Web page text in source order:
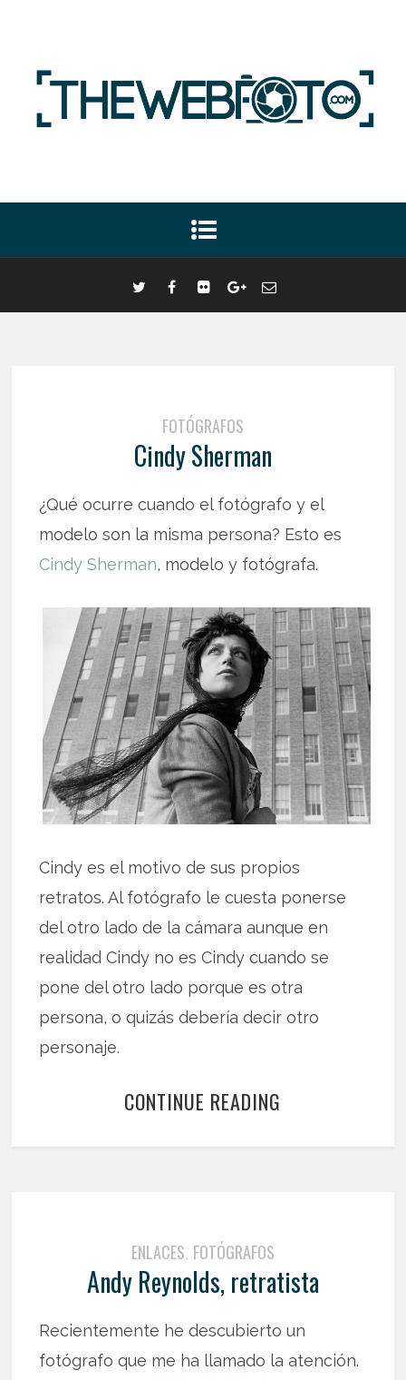
FOTÓGRAFOS
Cindy Sherman
¿Qué ocurre cuando el fotógrafo y el
modelo son la misma persona? Esto es
Cindy Sherman, modelo y fotógrafa.
Cindy es el motivo de sus propios
retratos. Al fotógrafo le cuesta ponerse
del otro lado de la cámara aunque en
realidad Cindy no es Cindy cuando se
pone del otro lado porque es otra
persona, o quizás debería decir otro
personaje.
CONTINUE READING
ENLACES, FOTÓGRAFOS
Andy Reynolds, retratista
Recientemente he descubierto un
fotógrafo que me ha llamado la atención.